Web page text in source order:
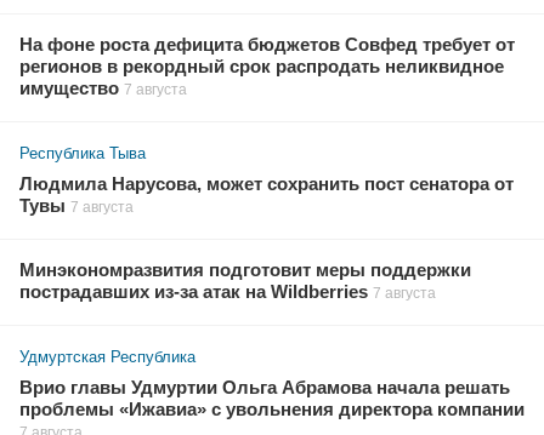
На фоне роста дефицита бюджетов Совфед требует от
регионов в рекордный срок распродать неликвидное
имущество 7 августа
Республика Тыва
Людмила Нарусова, может сохранить пост сенатора от
Тувы 7 августа
Минэкономразвития подготовит меры поддержки
пострадавших из-за атак на Wildberries 7 августа
Удмуртская Республика
Врио главы Удмуртии Ольга Абрамова начала решать
проблемы «Ижавиа» с увольнения директора компании